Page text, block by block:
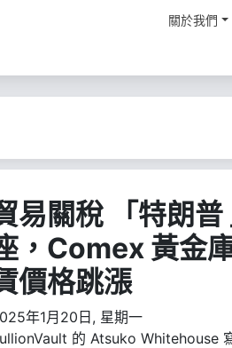
關於我們
易關稅 「特朗
，Comex 黃金
價格跳漲
年1月20日, 星期一
的 Atsuko Whitehouse